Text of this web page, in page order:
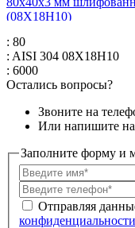
(08Х18Н10)
: 80
: AISI 304 08Х18Н10
: 6000
Остались вопросы?
Звоните на
Или напишите
Заполните форму и
конфиденциальности